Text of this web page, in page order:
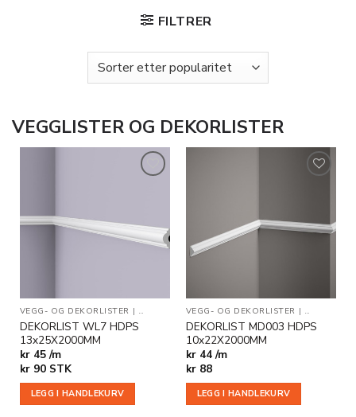
FILTRER
VEGGLISTER OG DEKORLISTER
ønskeliste
VEGG- OG DEKORLISTER | BESTSELGERE|DEKOR
DEKORLIST WL7 HDPS
13x25X2000MM
kr 45 /m
kr90 STK
LEGG I HANDLEKURV
ønskeliste
VEGG- OG DEKORLISTER |
DEKORLIST MD003 HDPS
10x22X2000MM
kr 44 /m
kr88
LEGG I HANDLEKURV